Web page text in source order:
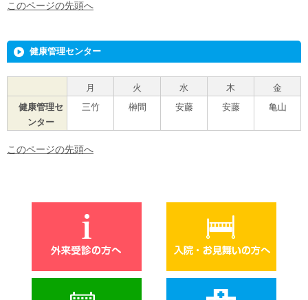
このページの先頭へ
健康管理センター
月 火 水 木
金
健康管理セ
ンター
三竹 榊間 安藤 安藤 亀山
このページの先頭へ